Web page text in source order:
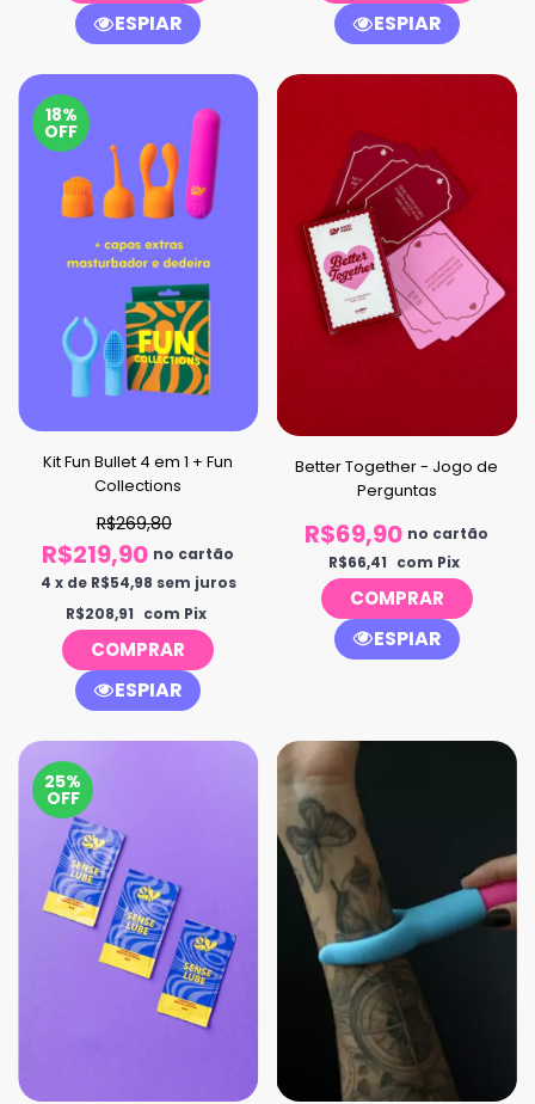
ESPIAR ESPIAR
18%
OFF
Kit Fun Bullet 4 em 1 + Fun
Collections
R$269,80
R$219,90 no cartão
4 x de R$54,98 sem juros
R$208,91 com Pix
ESPIAR
Better Together - Jogo de
Perguntas
R$69,90 no cartão
R$66,41 com Pix
ESPIAR
25%
OFF